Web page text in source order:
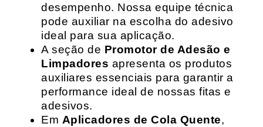
desempenho. Nossa equipe técnica
pode auxiliar na escolha do adesivo
ideal para sua aplicação.
A seção de Promotor de Adesão e
Limpadores apresenta os produtos
auxiliares essenciais para garantir a
performance ideal de nossas fitas e
adesivos.
Em Aplicadores de Cola Quente,